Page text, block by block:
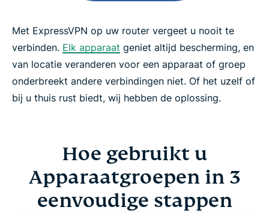
Met ExpressVPN op uw router vergeet u nooit te
verbinden. Elk apparaat geniet altijd bescherming, en
van locatie veranderen voor een apparaat of groep
onderbreekt andere verbindingen niet. Of het uzelf of
bij u thuis rust biedt, wij hebben de oplossing.
Hoe gebruikt u
Apparaatgroepen in 3
eenvoudige stappen